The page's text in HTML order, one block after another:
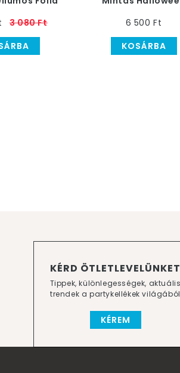
3 080 Ft
cm
6 500 Ft
KOSÁRBA
KÉRD ÖTLETLEVELÜNKET
Tippek, különlegességek, aktuális
trendek a partykellékek világából
KÉREM